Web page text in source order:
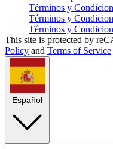
Términos y
Términos y
Términos y
This site is protected by
Policy and Terms of Service
Español